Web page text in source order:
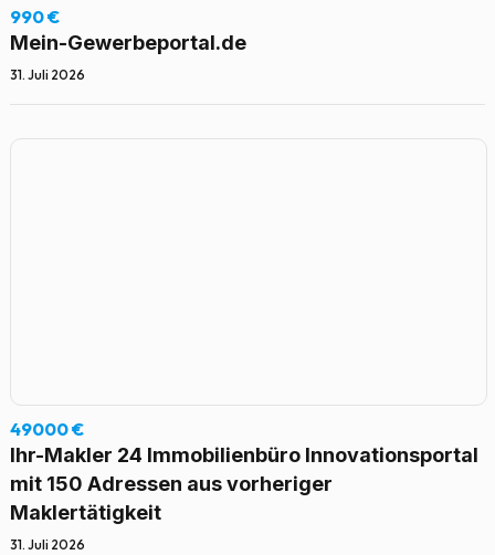
990 €
Mein-Gewerbeportal.de
31. Juli 2026
49000 €
Ihr-Makler 24 Immobilienbüro Innovationsportal
mit 150 Adressen aus vorheriger
Maklertätigkeit
31. Juli 2026